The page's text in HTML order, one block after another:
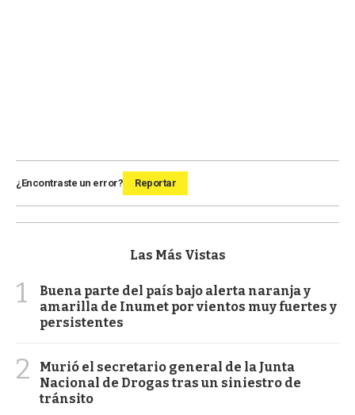
¿Encontraste un error? Reportar
Las Más Vistas
1
Buena parte del país bajo alerta naranja y
amarilla de Inumet por vientos muy fuertes y
persistentes
2
Murió el secretario general de la Junta
Nacional de Drogas tras un siniestro de
tránsito